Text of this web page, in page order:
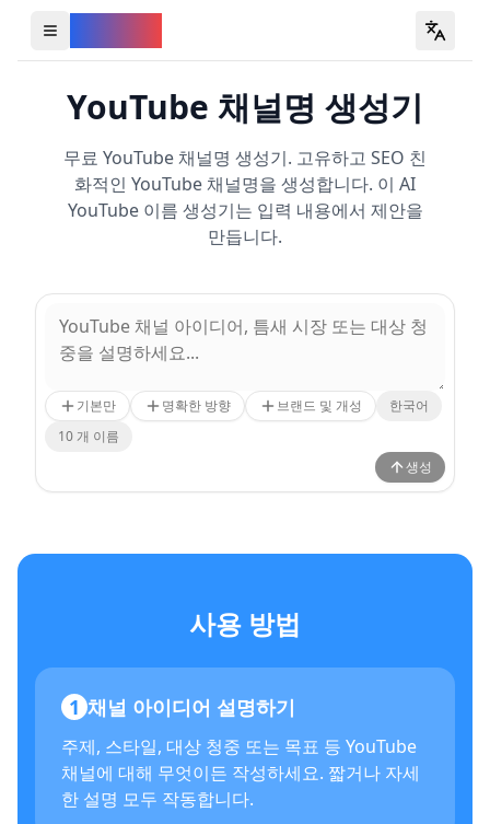
Open all YouTube tools
YouTube 채널명 생성기
무료 YouTube 채널명 생성기. 고유하고 SEO 친
화적인 YouTube 채널명을 생성합니다. 이 AI
YouTube 이름 생성기는 입력 내용에서 제안을
만듭니다.
기본만 명확한 방향 브랜드 및 개성
한국어
10개 이름
생성
사용 방법
1 채널 아이디어 설명하기
주제, 스타일, 대상 청중 또는 목표 등 YouTube
채널에 대해 무엇이든 작성하세요. 짧거나 자세
한 설명 모두 작동합니다.